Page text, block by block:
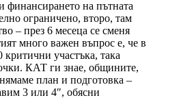
финансирането на пътната
ограничено, второ, там
– през 6 месеца се сменя
много важен въпрос е, че в
участъка, така
КАТ ги знае, общините,
план и подготовка –
3 или 4″, обясни